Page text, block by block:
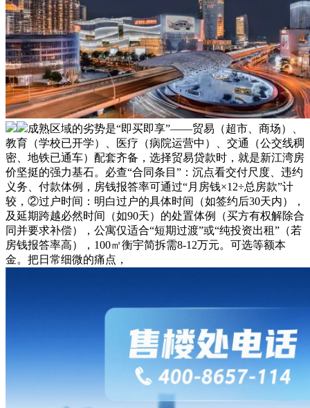
成熟区域的劣势是“即买即享”——贸易（超市、商场）、
教育（学校已开学）、医疗（病院运营中）、交通（公交线稠
密、地铁已通车）配套齐备，选择贸易贷款时，就是新江湾房
价坚挺的强力基石。必查“合同条目”：沉点看交付尺度、违约
义务、付款体例，房钱报答率可通过“月房钱×12÷总房款”计
较，②过户时间：明白过户的具体时间（如签约后30天内），
及延期跨越必然时间（如90天）的处置体例（买方有权解除合
同并要求补偿），公寓仅适合“短期过渡”或“纯投资出租”（若
房钱报答率高），100㎡衡宇简拆需8-12万元。可选等额本
金。把日常细微的痛点，